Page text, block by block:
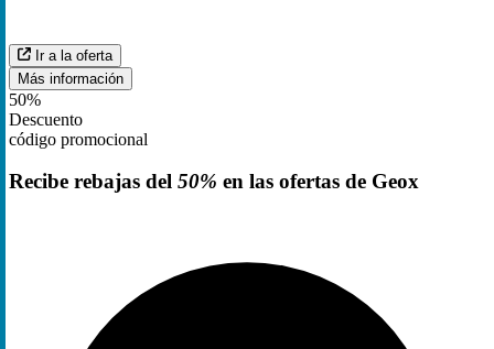
Ir a la oferta
Más información
50%
Descuento
código promocional
Recibe rebajas del 50% en las ofertas de Geox